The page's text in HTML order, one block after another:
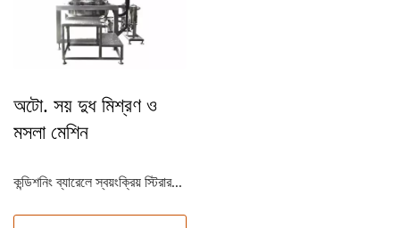
অটো. সয় দুধ মিশ্রণ ও
মসলা মেশিন
কন্ডিশনিং ব্যারেলে স্বয়ংক্রিয় স্টিরার...